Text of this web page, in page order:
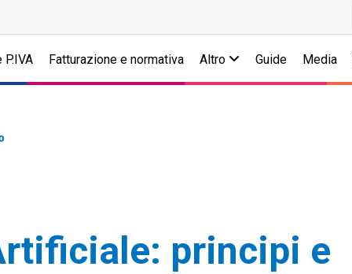
Fatturazione e normativa Altro Guide Media
principi e